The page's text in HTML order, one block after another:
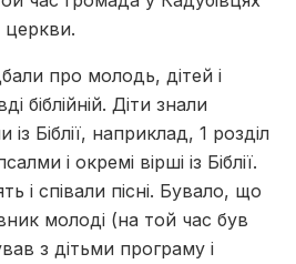
церкви.
про молодь, дітей і
біблійній. Діти знали
із Біблії, наприклад, 1 розділ
і окремі вірші із Біблії.
і співали пісні. Бувало, що
молоді (на той час був
з дітьми програму і